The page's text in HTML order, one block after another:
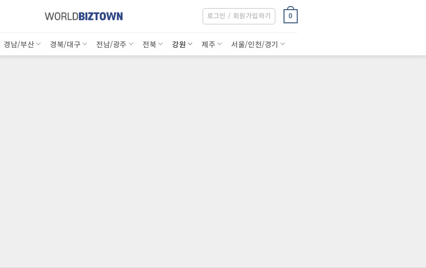
로그인 / 회원가입하기 0
경남/부산 경북/대구 전남/광주 전북 강원 제주 서울/인천/경기